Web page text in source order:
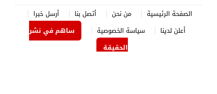
الصفحة الرئيسية من نحن أتصل بنا
أرسل خبرا
أعلن لدينا
سياسة الخصوصية
ساهم في نشر
الحقيقة